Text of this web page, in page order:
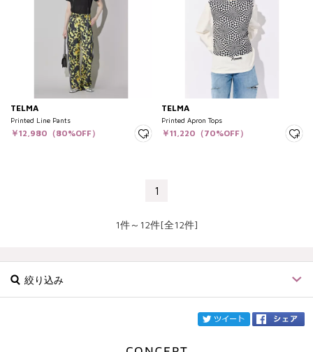
TELMA
Printed Line Pants
￥12,980（80%OFF）
TELMA
Printed Apron Tops
￥11,220（70%OFF）
1
1件～12件[全12件]
絞り込み